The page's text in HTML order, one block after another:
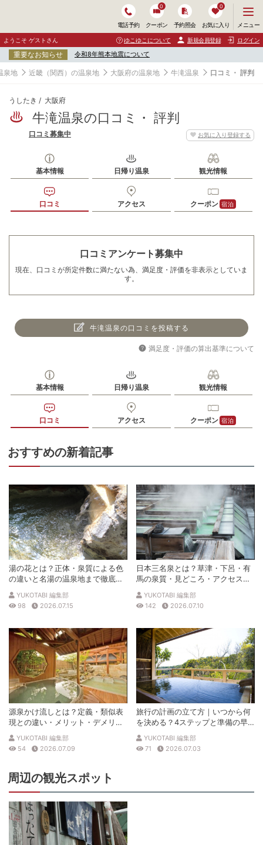
電話予約 クーポン
0
予約照会 お気に入り
0
ニ
ュ
ー
開
く
メニュー
ようこそ ゲストさん ゆこゆこについて 新規会員登録 ログイン
重要なお知らせ 令和8年熊本地震について
泉地 近畿（関西）の温泉地 大阪府の温泉地 牛滝温泉 口コミ・ 評判
うしたき 大阪府
牛滝温泉の口コミ・ 評判
お気に入り登録する
口コミ募集中
基本情報 日帰り温泉 観光情報
口コミ アクセス クーポン 宿泊
口コミアンケート募集中
現在、口コミが所定件数に満たない為、満足度・評価を非表示としていま
す。
牛滝温泉の口コミを投稿する
満足度・評価の算出基準について
基本情報 日帰り温泉 観光情報
口コミ アクセス クーポン 宿泊
おすすめの新着記事
湯の花とは？正体・泉質による色
の違いと名湯の温泉地まで徹底解
説
YUKOTABI 編集部
98
2026.07.15
日本三名泉とは？草津・下呂・有
馬の泉質・見どころ・アクセスを
徹底解説
YUKOTABI 編集部
142
2026.07.10
源泉かけ流しとは？定義・類似表
現との違い・メリット・デメリッ
トを解説
YUKOTABI 編集部
54
2026.07.09
旅行の計画の立て方｜いつから何
を決める？4ステップと準備の早
見表
YUKOTABI 編集部
71
2026.07.03
周辺の観光スポット